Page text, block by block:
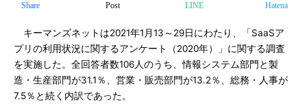
Share Post LINE Hatena
キーマンズネットは2021年1月13～29日にわたり、「SaaSア
プリの利用状況に関するアンケート（2020年）」に関する調査
を実施した。全回答者数106人のうち、情報システム部門と製
造・生産部門が31.1％、営業・販売部門が13.2％、総務・人事が
7.5％と続く内訳であった。